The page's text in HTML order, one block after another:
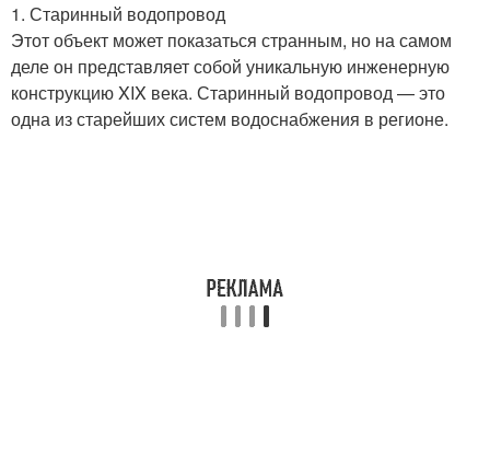
1. Старинный водопровод
Этот объект может показаться странным, но на самом
деле он представляет собой уникальную инженерную
конструкцию XIX века. Старинный водопровод — это
одна из старейших систем водоснабжения в регионе.